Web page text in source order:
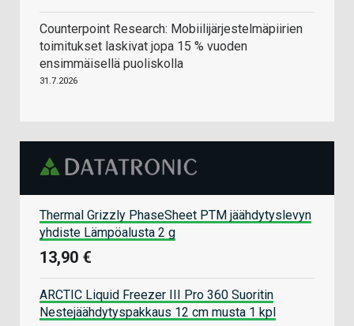
Counterpoint Research: Mobiilijärjestelmäpiirien
toimitukset laskivat jopa 15 % vuoden
ensimmäisellä puoliskolla
31.7.2026
Thermal Grizzly PhaseSheet PTM jäähdytyslevyn
yhdiste Lämpöalusta 2 g
13,90 €
ARCTIC Liquid Freezer III Pro 360 Suoritin
Nestejäähdytyspakkaus 12 cm musta 1 kpl